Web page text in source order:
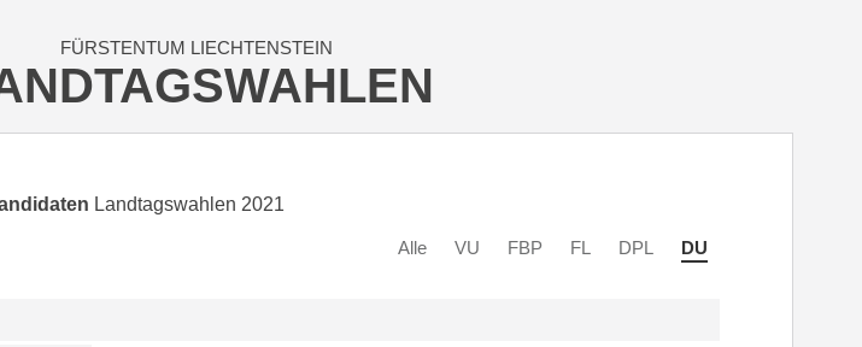
FÜRSTENTUM LIECHTENSTEIN
Landtagswahlen 2021
Alle VU FBP FL DPL DU